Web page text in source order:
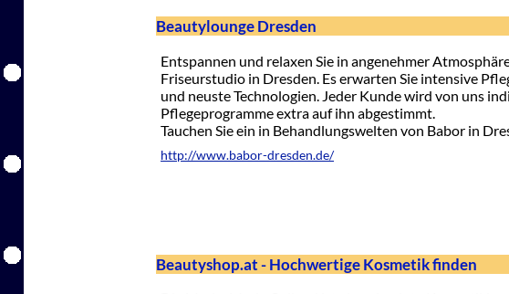
Beautylounge Dresden
Entspannen und relaxen Sie in angenehmer
Friseurstudio in Dresden. Es erwarten Sie intensive
und neuste Technologien. Jeder Kunde wird von uns
Pflegeprogramme extra auf ihn abgestimmt.
Tauchen Sie ein in Behandlungswelten von Babor in
http://www.babor-dresden.de/
Beautyshop.at - Hochwertige Kosmetik finden